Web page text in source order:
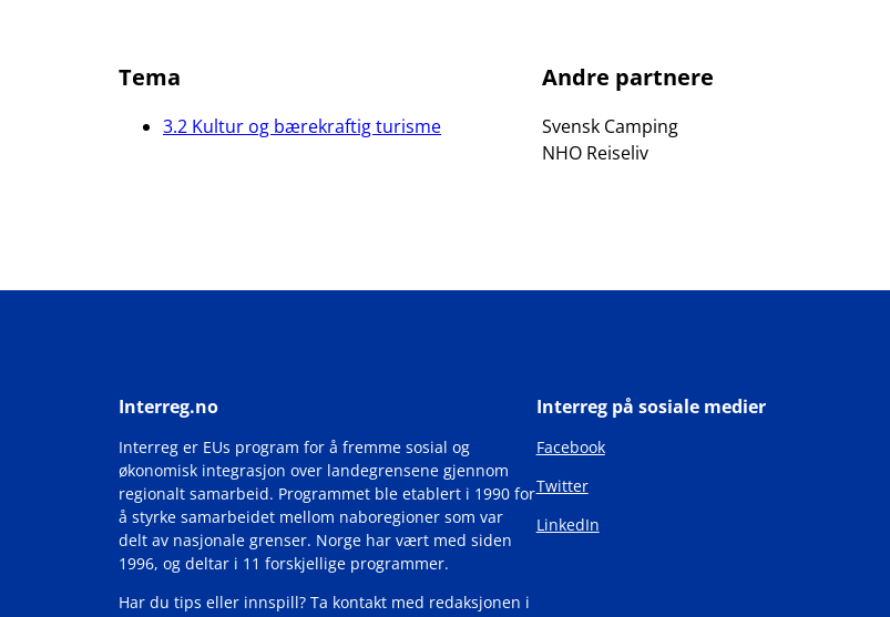
Tema
3.2 Kultur og bærekraftig turisme
Andre partnere
Svensk Camping
NHO Reiseliv
Interreg.no
Interreg er EUs program for å fremme sosial og
økonomisk integrasjon over landegrensene gjennom
regionalt samarbeid. Programmet ble etablert i 1990 for
å styrke samarbeidet mellom naboregioner som var
delt av nasjonale grenser. Norge har vært med siden
1996, og deltar i 11 forskjellige programmer.
Har du tips eller innspill? Ta kontakt med redaksjonen i
Interreg på sosiale medier
Facebook
Twitter
LinkedIn